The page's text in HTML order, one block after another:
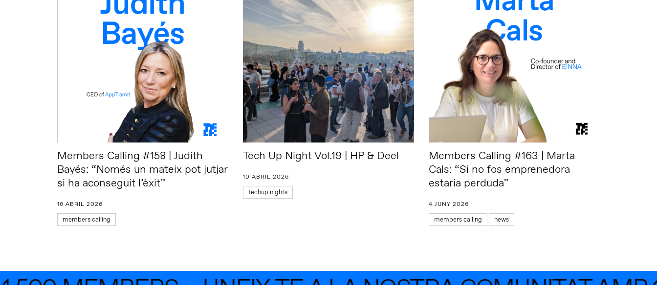
Members Calling #158 | Judith
Bayés: “Només un mateix pot jutjar
si ha aconseguit l’èxit”
16 ABRIL 2026
members calling
Tech Up Night Vol.19 | HP & Deel
10 ABRIL 2026
techup nights
Members Calling #163 | Marta
Cals: “Si no fos emprenedora
estaria perduda”
4 JUNY 2026
members calling news